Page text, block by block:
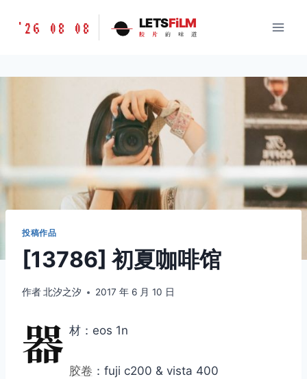
胶
味
'26 08 08 LETSFiLM
胶 片 的 味 道
投稿作品
[13786] 初夏咖啡馆
作者北汐之汐 2017 年 6 月 10 日
器 材：eos 1n
胶卷 ：fuji c200 & vista 400